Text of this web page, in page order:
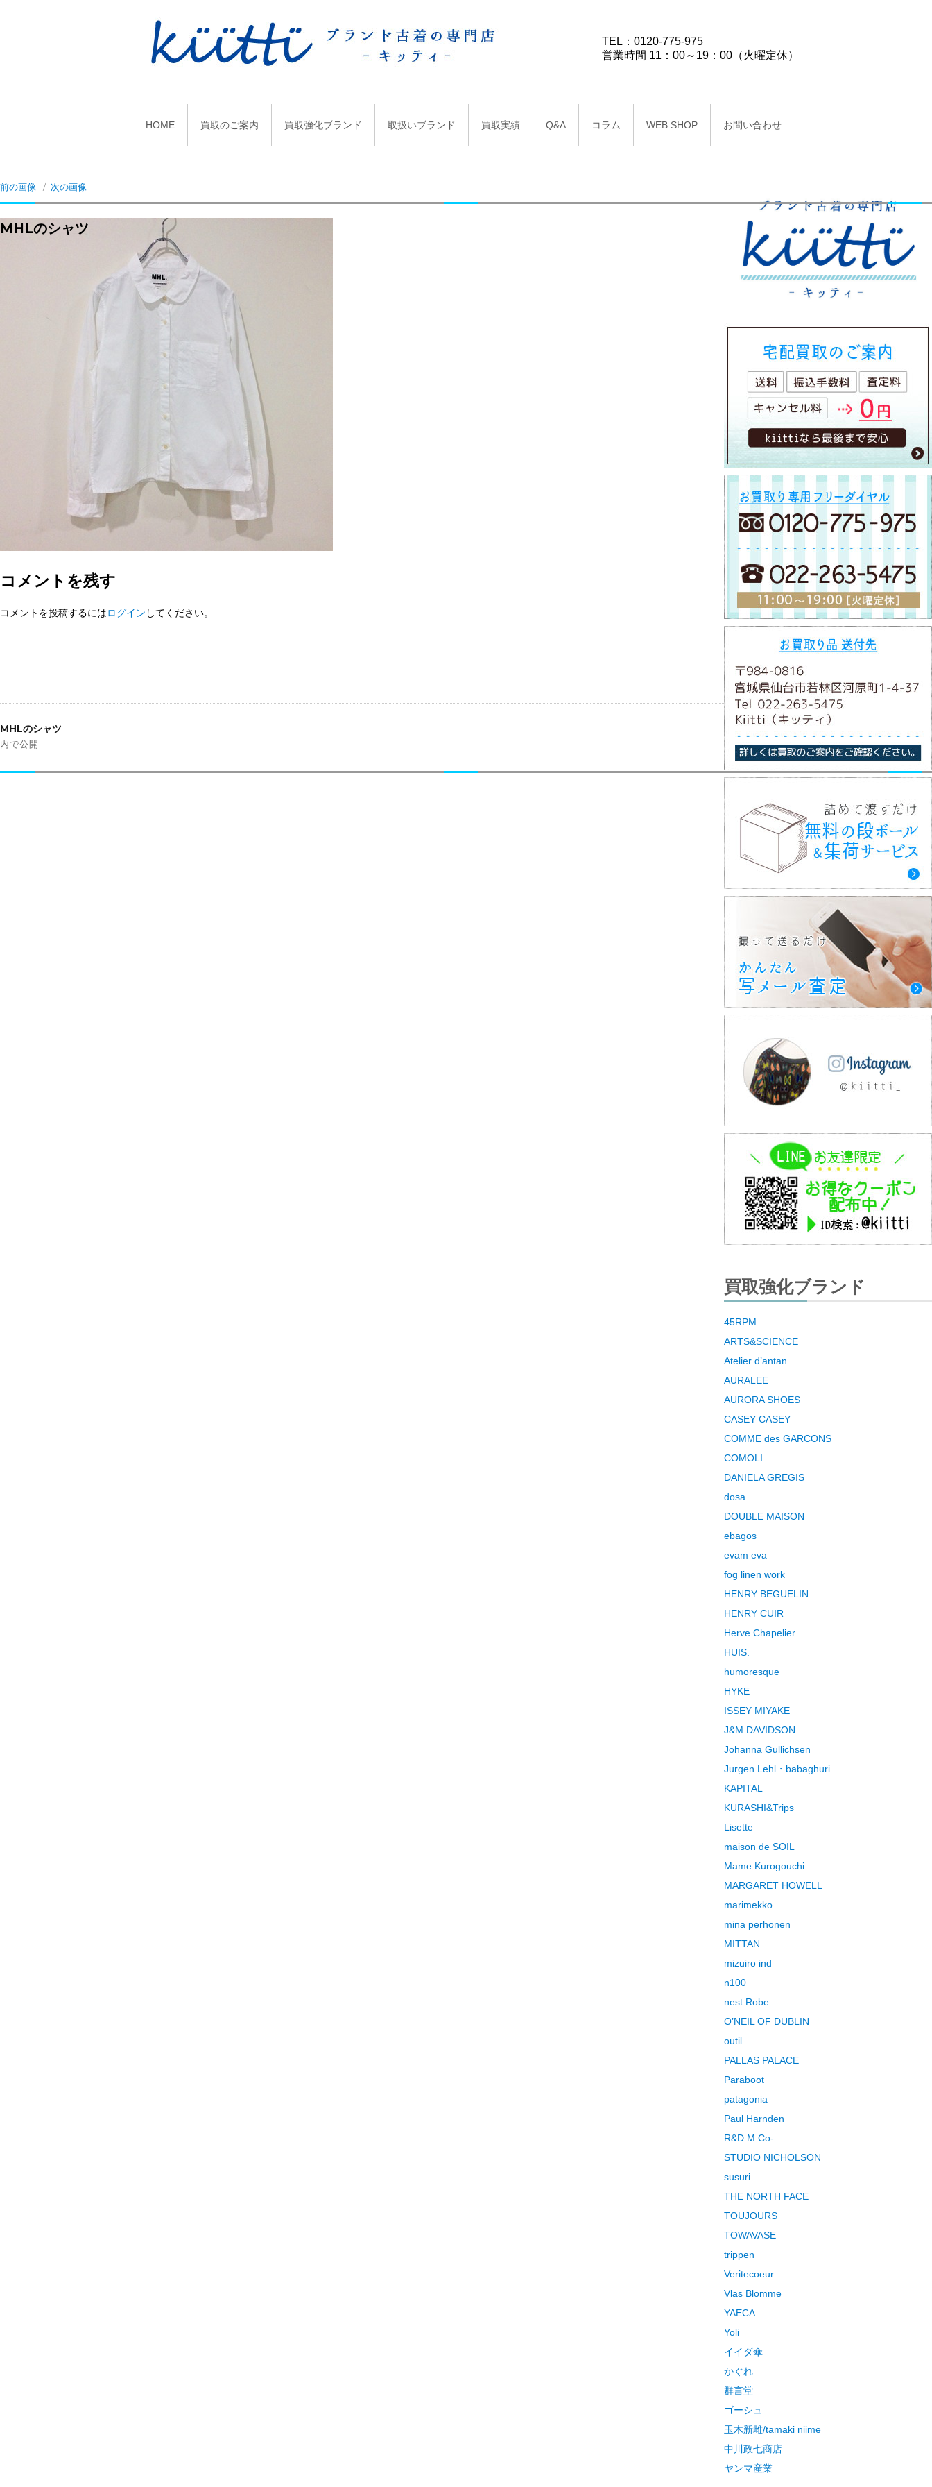
TEL：0120-775-975
営業時間 11：00～19：00（火曜定休）
HOME 買取のご案内 買取強化ブランド 取扱いブランド 買取実績 Q&A コラム WEB SHOP お問い合わせ
前の画像 次の画像
MHLのシャツ
コメントを残す
コメントを投稿するにはログイン してください。
稿
ナ
ゲ
MHLのシャツ
内で公開
買取強化ブランド
45RPM
ARTS&SCIENCE
Atelier d’antan
AURALEE
AURORA SHOES
CASEY CASEY
COMME des GARCONS
COMOLI
DANIELA GREGIS
dosa
DOUBLE MAISON
ebagos
evam eva
fog linen work
HENRY BEGUELIN
HENRY CUIR
Herve Chapelier
HUIS.
humoresque
HYKE
ISSEY MIYAKE
J&M DAVIDSON
Johanna Gullichsen
Jurgen Lehl・babaghuri
KAPITAL
KURASHI&Trips
Lisette
maison de SOIL
Mame Kurogouchi
MARGARET HOWELL
marimekko
mina perhonen
MITTAN
mizuiro ind
n100
nest Robe
O’NEIL OF DUBLIN
outil
PALLAS PALACE
Paraboot
patagonia
Paul Harnden
R&D.M.Co-
STUDIO NICHOLSON
susuri
THE NORTH FACE
TOUJOURS
TOWAVASE
trippen
Veritecoeur
Vlas Blomme
YAECA
Yoli
イイダ傘
かぐれ
群言堂
ゴーシュ
玉木新雌/tamaki niime
中川政七商店
ヤンマ産業